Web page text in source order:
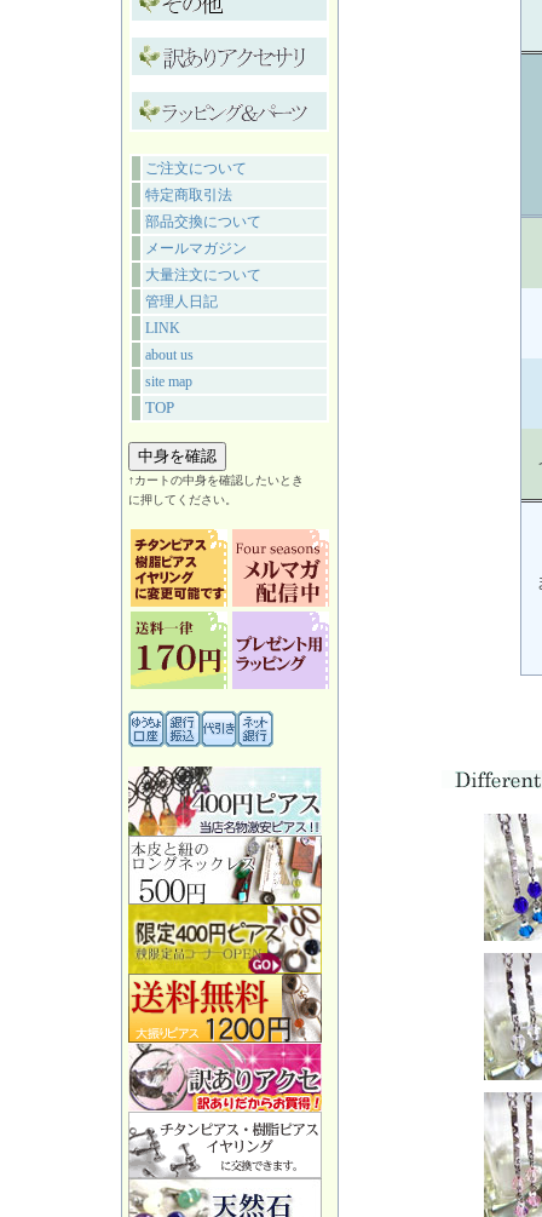
ご注文について
特定商取引法
部品交換について
メールマガジン
大量注文について
管理人日記
LINK
about us
site map
TOP
↑カートの中身を確認したいとき
に押してください。